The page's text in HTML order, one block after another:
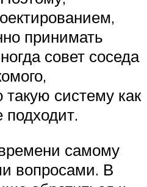
принимать
совет соседа
систему как
подходит.
самому
вопросами. В